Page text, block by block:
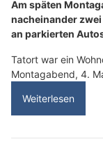
Am späten
nacheinander
an parkierten
Tatort war ein
Montagabend, 4.
Weiterlesen